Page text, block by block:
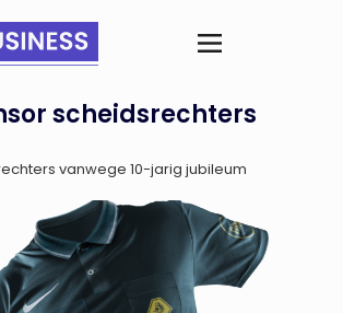
scheidsrechters
vanwege 10-jarig jubileum